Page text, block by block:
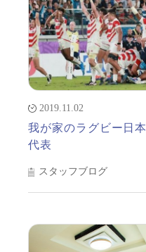
2019.11.02
我が家のラグビー日本
代表
スタッフブログ